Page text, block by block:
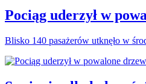
Pociąg uderzył w
Blisko 140 pasażerów utknęło w